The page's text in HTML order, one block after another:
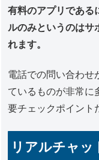
有料のアプリである
ルのみというのはサ
れます。
電話での問い合わせ
ているものが非常に
要チェックポイント
リアルチャッ